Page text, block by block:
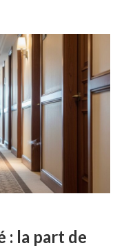
: la part de